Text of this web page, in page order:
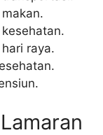
raya.